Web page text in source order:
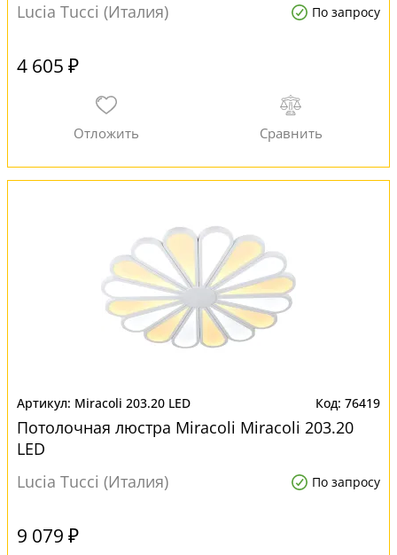
Lucia Tucci (Италия)
По запросу
4 605 ₽
Miracoli 203.20 LED 76419
Потолочная люстра Miracoli Miracoli 203.20
LED
Lucia Tucci (Италия)
По запросу
9 079 ₽